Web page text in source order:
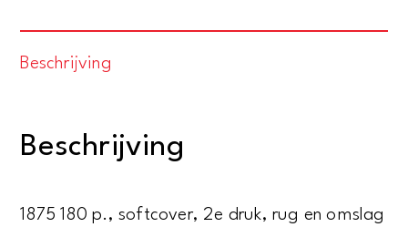
Beschrijving
Beschrijving
1875 180 p., softcover, 2e druk, rug en omslag